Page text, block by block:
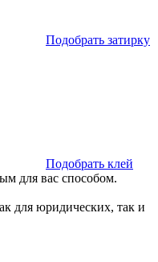
Подобрать затирку
Подобрать клей
для вас способом.
для юридических, так и